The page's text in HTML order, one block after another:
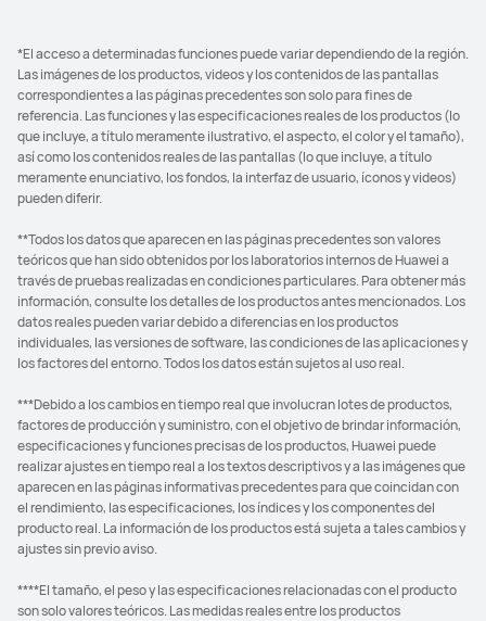
*El acceso a determinadas funciones puede variar dependiendo de la región.
Las imágenes de los productos, videos y los contenidos de las pantallas
correspondientes a las páginas precedentes son solo para fines de
referencia. Las funciones y las especificaciones reales de los productos (lo
que incluye, a título meramente ilustrativo, el aspecto, el color y el tamaño),
así como los contenidos reales de las pantallas (lo que incluye, a título
meramente enunciativo, los fondos, la interfaz de usuario, íconos y videos)
pueden diferir.
**Todos los datos que aparecen en las páginas precedentes son valores
teóricos que han sido obtenidos por los laboratorios internos de Huawei a
través de pruebas realizadas en condiciones particulares. Para obtener más
información, consulte los detalles de los productos antes mencionados. Los
datos reales pueden variar debido a diferencias en los productos
individuales, las versiones de software, las condiciones de las aplicaciones y
los factores del entorno. Todos los datos están sujetos al uso real.
***Debido a los cambios en tiempo real que involucran lotes de productos,
factores de producción y suministro, con el objetivo de brindar información,
especificaciones y funciones precisas de los productos, Huawei puede
realizar ajustes en tiempo real a los textos descriptivos y a las imágenes que
aparecen en las páginas informativas precedentes para que coincidan con
el rendimiento, las especificaciones, los índices y los componentes del
producto real. La información de los productos está sujeta a tales cambios y
ajustes sin previo aviso.
****El tamaño, el peso y las especificaciones relacionadas con el producto
son solo valores teóricos. Las medidas reales entre los productos